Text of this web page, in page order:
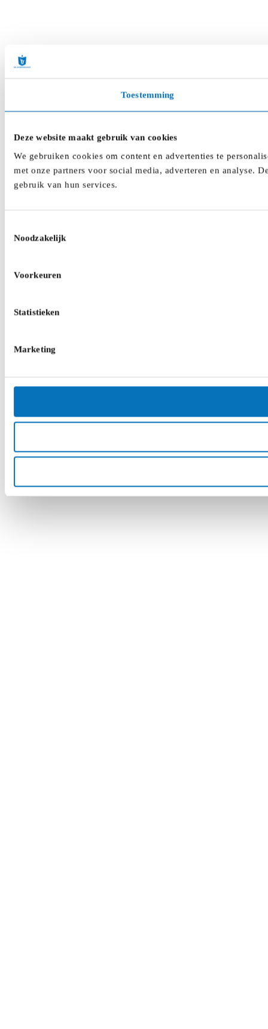
Toestemming
Deze website maakt gebruik van cookies
We gebruiken cookies om content en advertenties te
met onze partners voor social media, adverteren en analyse.
gebruik van hun services.
Noodzakelijk
Voorkeuren
Statistieken
Marketing